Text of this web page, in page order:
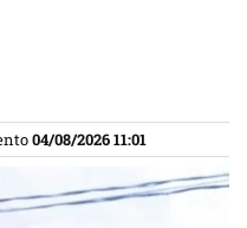
04/08/2026 11:01